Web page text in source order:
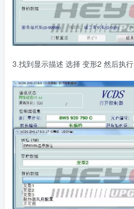
3.找到显示描述 选择 变形2 然后执行